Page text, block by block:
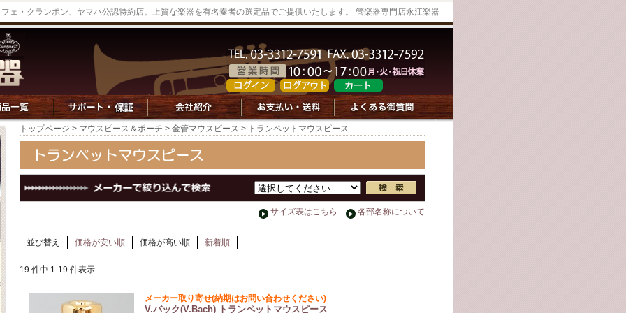
ェ・クランポン、ヤマハ公認特約店。上質な楽器を有名奏者の選定品でご提供いたします。 管楽器専門店永江楽器
トップページ > マウスピース＆ポーチ > 金管マウスピース > トランペットマウスピース
サイズ表はこちら 各部名称について
並び替え 価格が安い順 価格が高い順 新着順
19 件中 1-19 件表示
メーカー取り寄せ(納期はお問い合わせください)
V.バック(V.Bach) トランペットマウスピース